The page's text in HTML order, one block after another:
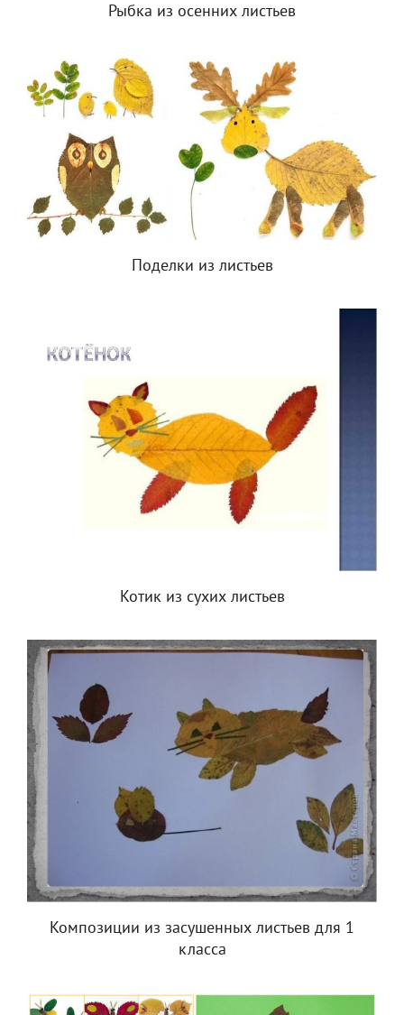
Рыбка из осенних листьев
Поделки из листьев
Котик из сухих листьев
Композиции из засушенных листьев для 1
класса